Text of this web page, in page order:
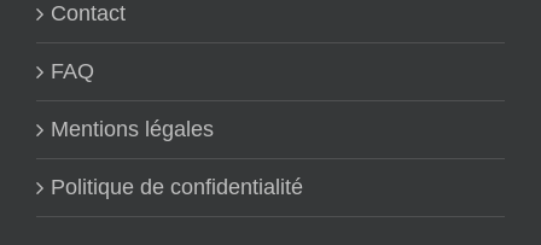
Contact
FAQ
Mentions légales
Politique de confidentialité